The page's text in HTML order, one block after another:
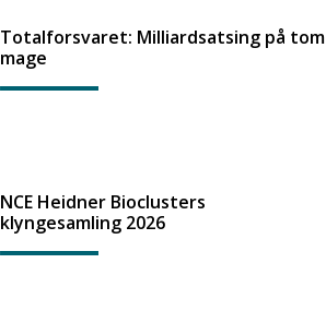
Totalforsvaret: Milliardsatsing på tom
mage
NCE Heidner Bioclusters
klyngesamling 2026